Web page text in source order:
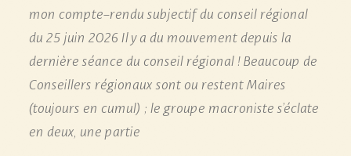
mon compte-rendu subjectif du conseil régional
du 25 juin 2026 Il y a du mouvement depuis la
dernière séance du conseil régional ! Beaucoup de
Conseillers régionaux sont ou restent Maires
(toujours en cumul) ; le groupe macroniste s’éclate
en deux, une partie